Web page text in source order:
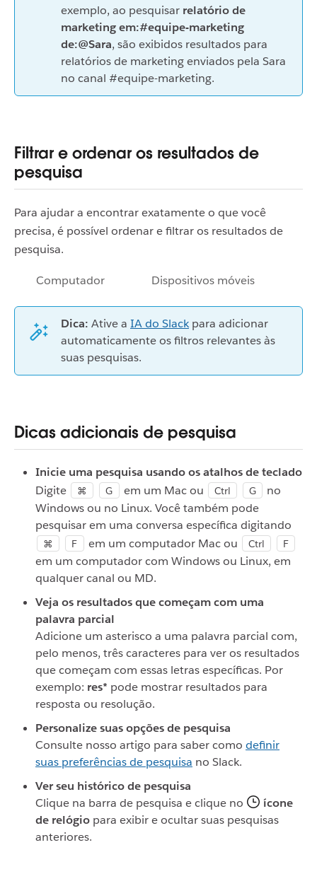
exemplo, ao pesquisar relatório de
marketing em:#equipe-marketing
de:@Sara, são exibidos resultados para
relatórios de marketing enviados pela Sara
no canal #equipe-marketing.
Filtrar e ordenar os resultados de
pesquisa
Para ajudar a encontrar exatamente o que você
precisa, é possível ordenar e filtrar os resultados de
pesquisa.
Computador Dispositivos móveis
Dica: Ative a IA do Slackpara adicionar
automaticamente os filtros relevantes às
suas pesquisas.
Dicas adicionais de pesquisa
Inicie uma pesquisa usando os atalhos de teclado
Digite
⌘ G em um Mac ou Ctrl G
no
Windows ou no Linux. Você também pode
pesquisar em uma conversa específica digitando
⌘ F em um computador Mac ou Ctrl F
em um computador com Windows ou Linux, em
qualquer canal ou MD.
Veja os resultados que começam com uma
palavra parcial
Adicione um asterisco a uma palavra parcial com,
pelo menos, três caracteres para ver os resultados
que começam com essas letras específicas. Por
exemplo: res* pode mostrar resultados para
resposta ou resolução.
Personalize suas opções de pesquisa
Consulte nosso artigo para saber como definir
suas preferências de pesquisa no Slack.
Ver seu histórico de pesquisa
Clique na barra de pesquisa e clique no
ícone
de relógio para exibir e ocultar suas pesquisas
anteriores.